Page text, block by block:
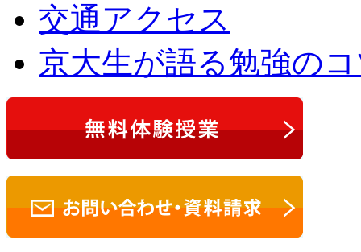
交通アクセス
京大生が語る勉強の